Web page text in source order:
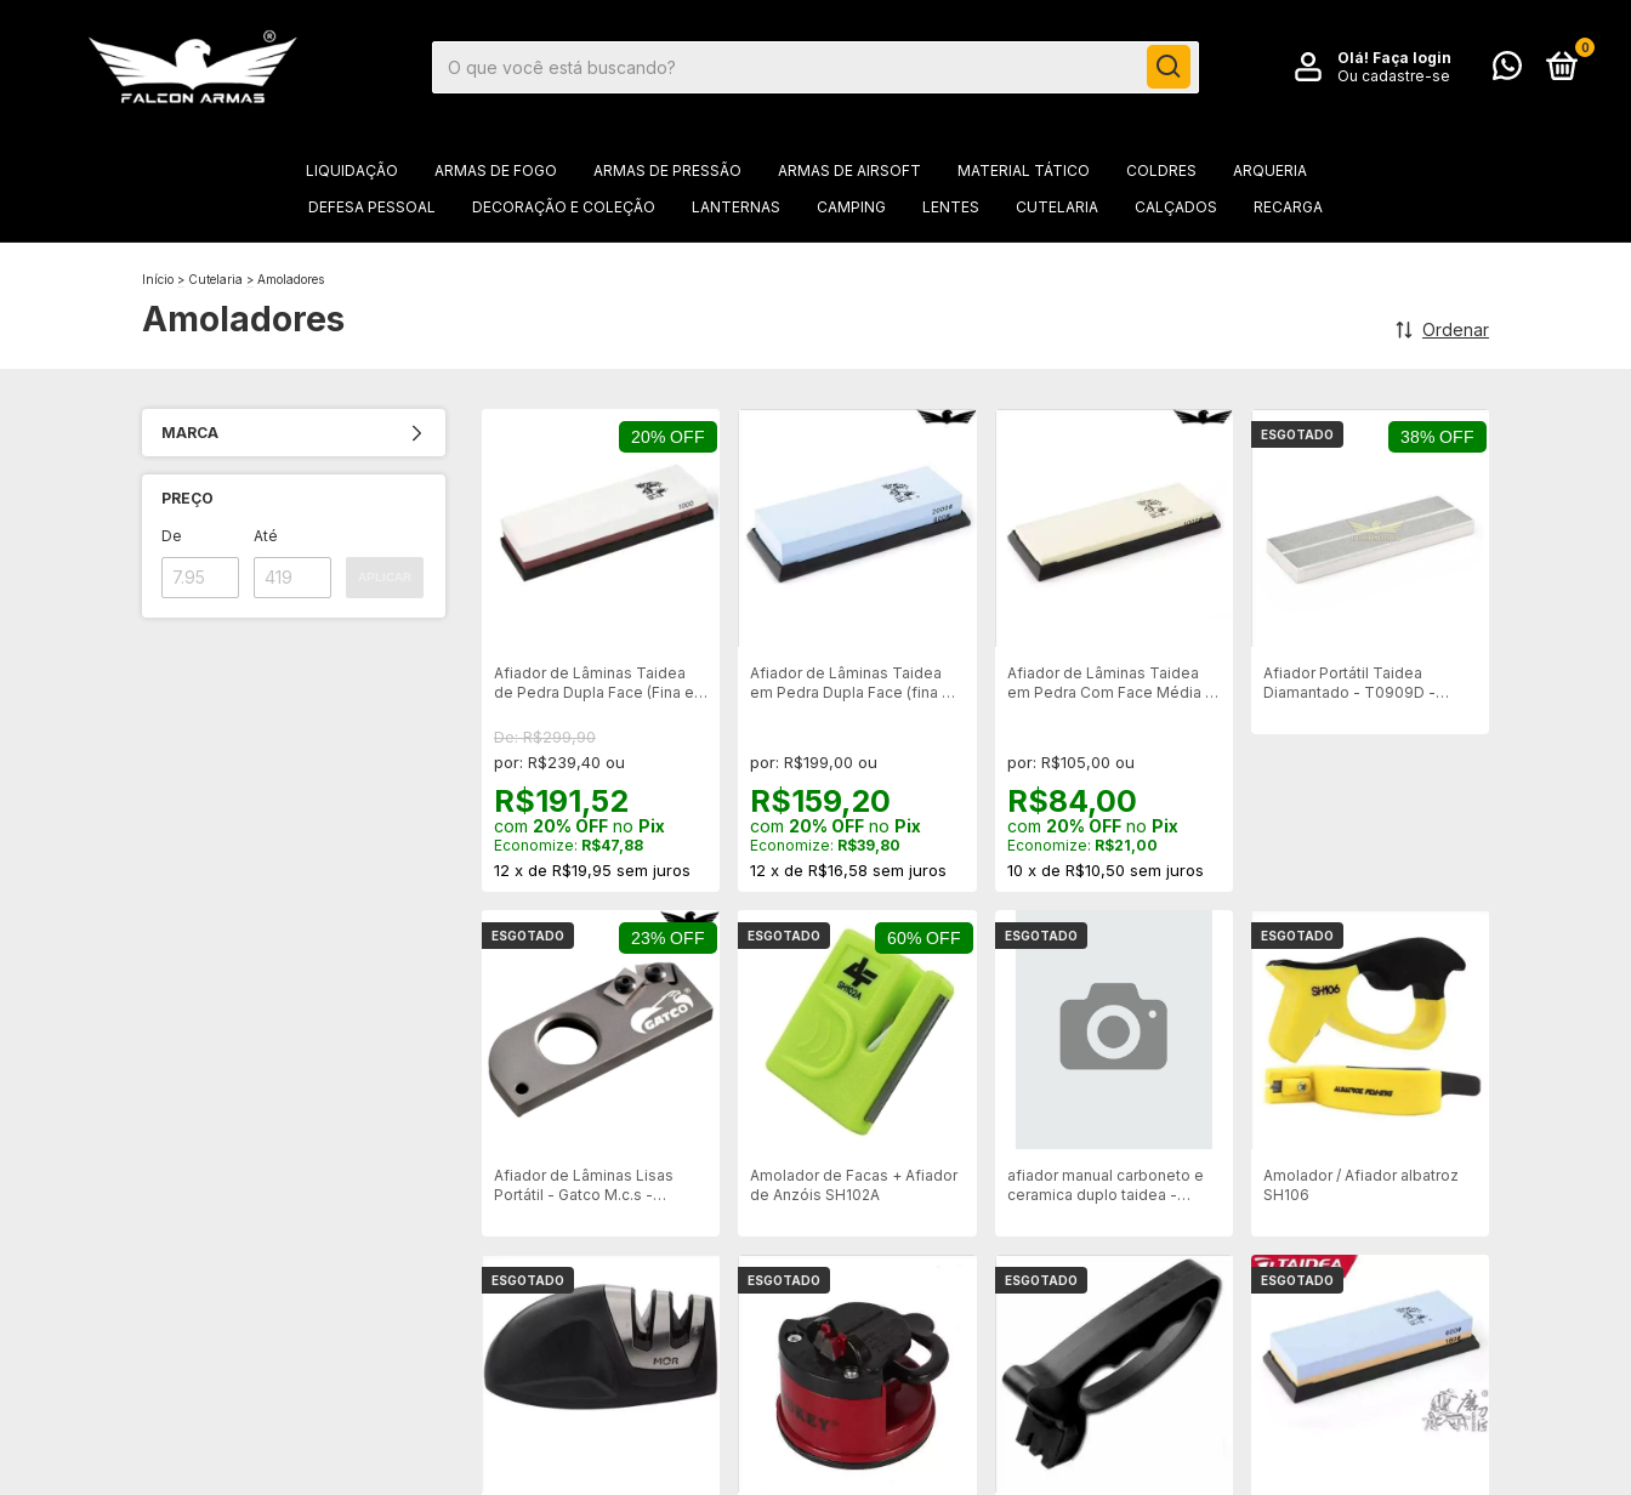
Olá! Faça login
Ou cadastre-se
0
LIQUIDAÇÃO ARMAS DE FOGO ARMAS DE PRESSÃO ARMAS DE AIRSOFT MATERIAL TÁTICO COLDRES
ARQUERIA
DEFESA PESSOAL
DECORAÇÃO E COLEÇÃO LANTERNAS CAMPING LENTES CUTELARIA CALÇADOS RECARGA
Início > Cutelaria > Amoladores
Amoladores Ordenar
MARCA
PREÇO
De Até
20% OFF
Afiador de Lâminas Taidea
de Pedra Dupla Face (Fina e
De: R$299,90
por: R$239,40 ou
R$191,52
com 20% OFF no Pix
Economize: R$47,88
12 x de R$19,95 sem juros
Afiador de Lâminas Taidea
em Pedra Dupla Face (fina e
por: R$199,00 ou
R$159,20
com 20% OFF no Pix
Economize: R$39,80
12 xdeR$16,58 sem juros
Afiador de Lâminas Taidea
em Pedra Com Face Média -
por: R$105,00 ou
R$84,00
com 20% OFFno Pix
Economize: R$21,00
10 x de R$10,50 sem juros
38% OFF
ESGOTADO
Afiador Portátil Taidea
Diamantado - T0909D -
23% OFF
ESGOTADO
Afiador de Lâminas Lisas
Portátil - Gatco M.c.s -
60% OFF
ESGOTADO
Amolador de Facas + Afiador
de Anzóis SH102A
ESGOTADO
afiador manual carboneto e
ceramica duplo taidea -
ESGOTADO
Amolador / Afiador albatroz
SH106
ESGOTADO ESGOTADO ESGOTADO ESGOTADO